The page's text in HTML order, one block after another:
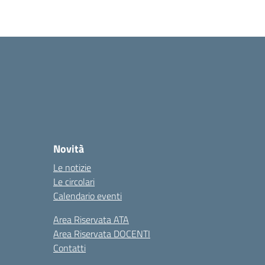
Novità
Le notizie
Le circolari
Calendario eventi
Area Riservata ATA
Area Riservata DOCENTI
Contatti